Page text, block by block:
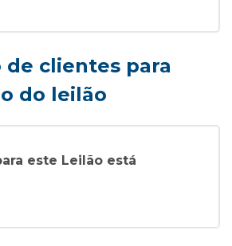
de clientes para
do leilão
este Leilão está